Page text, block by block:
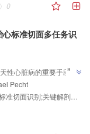
0
标准切面多任务识
性心脏病的重要手段，
后分类"策略的FHSP-
脏标准切面智能识别体
题提供解决方案。
”
Pecht
键解剖结构识别;深度学习;目标检测